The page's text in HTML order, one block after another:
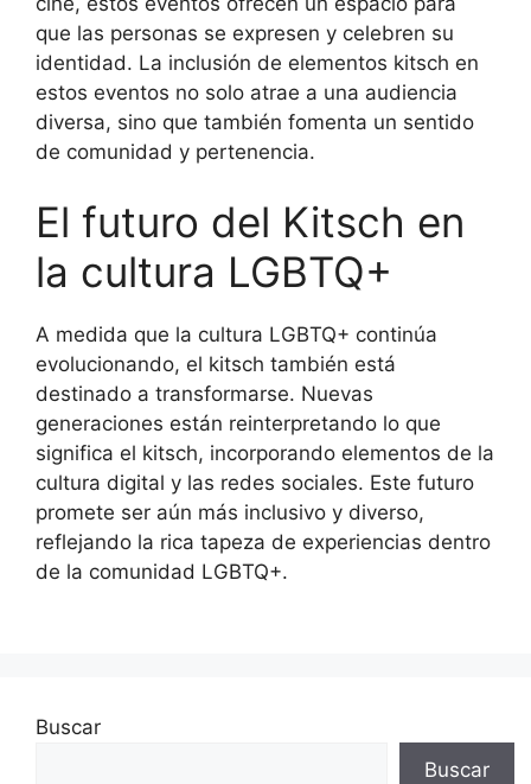
que las personas se expresen y celebren su
identidad. La inclusión de elementos kitsch en
estos eventos no solo atrae a una audiencia
diversa, sino que también fomenta un sentido
de comunidad y pertenencia.
El futuro del Kitsch en
la cultura LGBTQ+
A medida que la cultura LGBTQ+ continúa
evolucionando, el kitsch también está
destinado a transformarse. Nuevas
generaciones están reinterpretando lo que
significa el kitsch, incorporando elementos de la
cultura digital y las redes sociales. Este futuro
promete ser aún más inclusivo y diverso,
reflejando la rica tapeza de experiencias dentro
de la comunidad LGBTQ+.
Buscar
Buscar